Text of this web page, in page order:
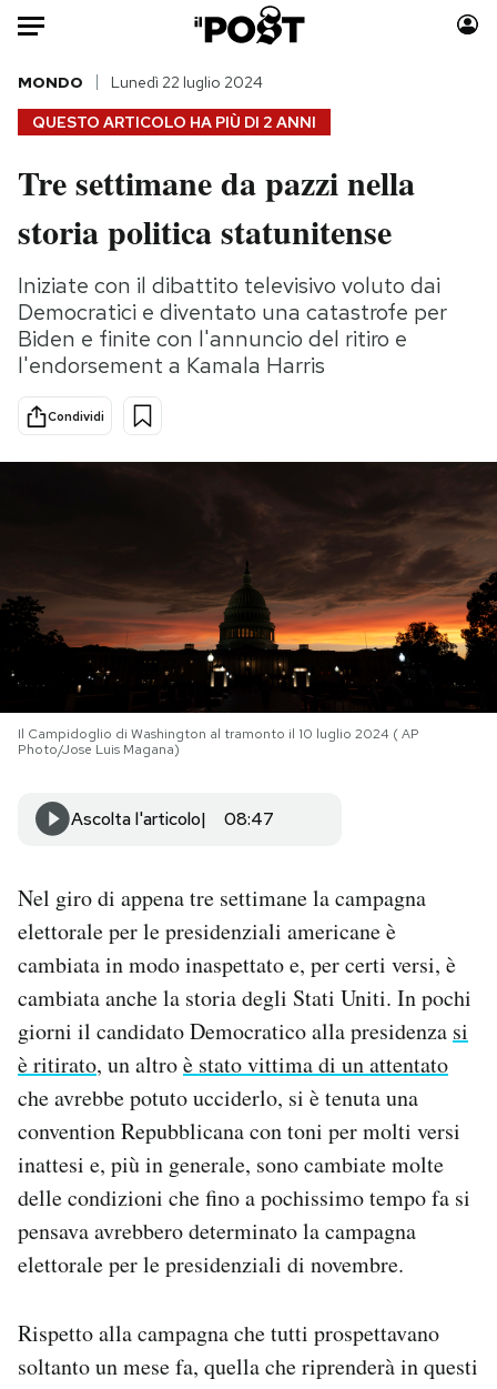
Auto
HOME
Italia
Politica
Tecnologia
Internet
Scienza
Cultura
Economia
Moda
Consumismi
Storie/Idee
Ok Boomer!
Media
Europa
NEWSLETTER
I MIEI PREFERITI
SHOP
CALENDARIO
AREA PERSONALE
Area Personale
Notifiche mobile
Regala il Post
Hai bisogno di aiuto?
Esci
QUESTO ARTICOLO HA PIÙ DI 2 ANNI
MONDO Lunedì 22 luglio 2024
Tre settimane da pazzi nella
storia politica statunitense
Iniziate con il dibattito televisivo voluto dai
Democratici e diventato una catastrofe per
Biden e finite con l'annuncio del ritiro e
l'endorsement a Kamala Harris
Condividi
Il Campidoglio di Washington al tramonto il 10 luglio 2024 ( AP
Photo/Jose Luis Magana)
Ascolta l'articolo 08:47
Nel giro di appena tre settimane la campagna
elettorale per le presidenziali americane è
cambiata in modo inaspettato e, per certi versi, è
cambiata anche la storia degli Stati Uniti. In pochi
giorni il candidato Democratico alla presidenza si
è ritirato, un altroè stato vittima di un attentato
che avrebbe potuto ucciderlo, si è tenuta una
convention Repubblicana con toni per molti versi
inattesi e, più in generale, sono cambiate molte
delle condizioni che fino a pochissimo tempo fa si
pensava avrebbero determinato la campagna
elettorale per le presidenziali di novembre.
Rispetto alla campagna che tutti prospettavano
soltanto un mese fa, quella che riprenderà in questi